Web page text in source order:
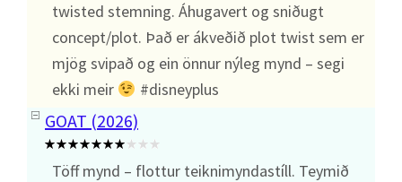
twisted stemning. Áhugavert og sniðugt
concept/plot. Það er ákveðið plot twist sem er
mjög svipað og ein önnur nýleg mynd – segi
ekki meir
#disneyplus
GOAT (2026)
Töff mynd – flottur teiknimyndastíll. Teymið